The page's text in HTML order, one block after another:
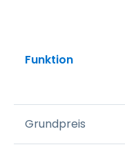
Funktion
Grundpreis